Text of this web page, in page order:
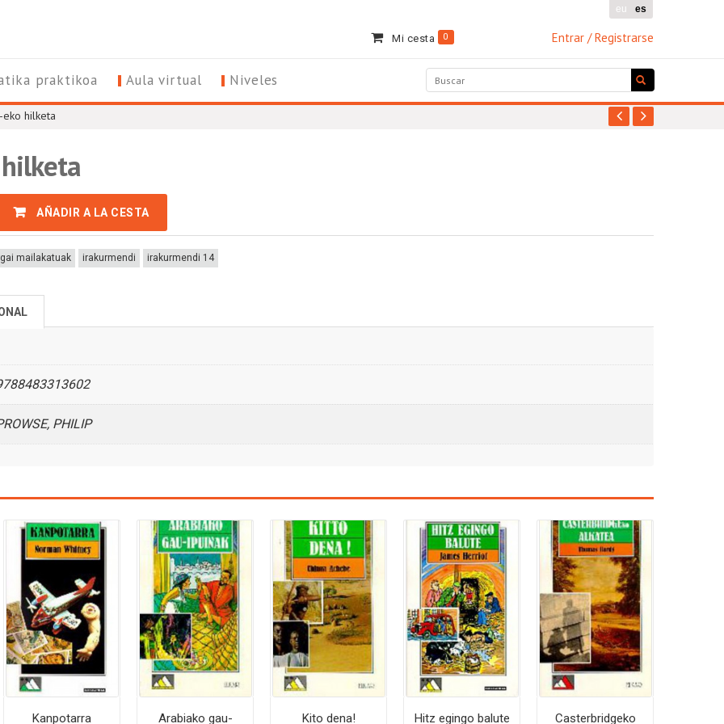
eu es
Mi cesta 0 Entrar / Registrarse
praktikoa Aula virtual Niveles
hilketa
AÑADIR A LA CESTA
mailakatuak irakurmendi irakurmendi 14
PHILIP
Kanpotarra Arabiako gau- Kito dena! Hitz egingo balute Casterbridgeko